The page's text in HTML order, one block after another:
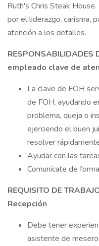
Ruth's Chris Steak
por el liderazgo, carisma,
atención a los detalles.
RESPONSABILIDADES
empleado clave de
La clave de FOH
de FOH, ayudando
problema, queja o
ejerciendo el buen
resolver
Ayudar con las
Comunícate de
REQUISITO DE
Recepción
Debe tener
asistente de